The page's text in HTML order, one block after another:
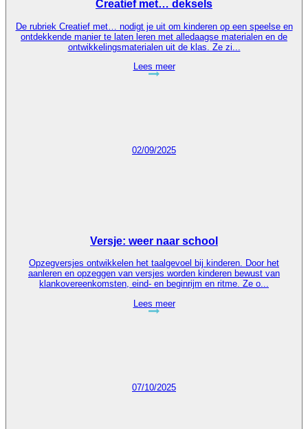
Creatief met… deksels
De rubriek Creatief met… nodigt je uit om kinderen op een speelse en
ontdekkende manier te laten leren met alledaagse materialen en de
ontwikkelingsmaterialen uit de klas. Ze zi...
Lees meer
02/09/2025
Versje: weer naar school
Opzegversjes ontwikkelen het taalgevoel bij kinderen. Door het
aanleren en opzeggen van versjes worden kinderen bewust van
klankovereenkomsten, eind- en beginrijm en ritme. Ze o...
Lees meer
07/10/2025